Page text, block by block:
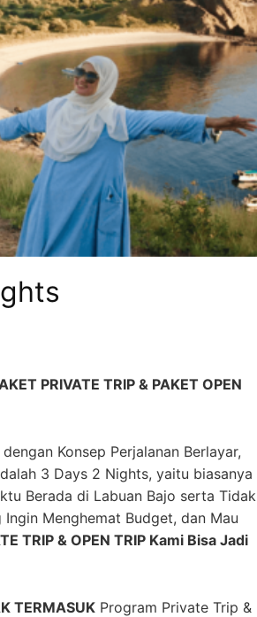
PRIVATE TRIP & PAKET OPEN
Konsep Perjalanan Berlayar,
3 Days 2 Nights, yaitu biasanya
Berada di Labuan Bajo serta Tidak
Menghemat Budget, dan Mau
TRIP & OPEN TRIP Kami Bisa Jadi
TERMASUKProgram Private Trip &